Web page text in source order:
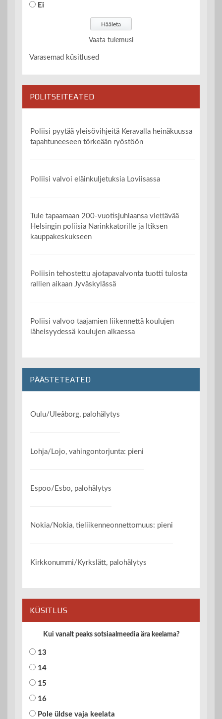
Ei
Vaata tulemusi
Varasemad küsitlused
POLITSEITEATED
Poliisi pyytää yleisövihjeitä Keravalla heinäkuussa
tapahtuneeseen törkeään ryöstöön
Poliisi valvoi eläinkuljetuksia Loviisassa
Tule tapaamaan 200-vuotisjuhlaansa viettävää
Helsingin poliisia Narinkkatorille ja Itiksen
kauppakeskukseen
Poliisin tehostettu ajotapavalvonta tuotti tulosta
rallien aikaan Jyväskylässä
Poliisi valvoo taajamien liikennettä koulujen
läheisyydessä koulujen alkaessa
PÄÄSTETEATED
Oulu/Uleåborg, palohälytys
Lohja/Lojo, vahingontorjunta: pieni
Espoo/Esbo, palohälytys
Nokia/Nokia, tieliikenneonnettomuus: pieni
Kirkkonummi/Kyrkslätt, palohälytys
KÜSITLUS
Kui vanalt peaks sotsiaalmeedia ära keelama?
13
14
15
16
Pole üldse vaja keelata